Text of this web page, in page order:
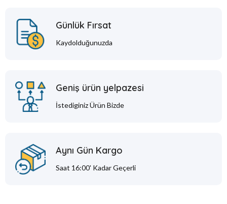
Günlük Fırsat
Kaydolduğunuzda
Geniş ürün yelpazesi
İstediginiz Ürün Bizde
Aynı Gün Kargo
Saat 16:00' Kadar Geçerli